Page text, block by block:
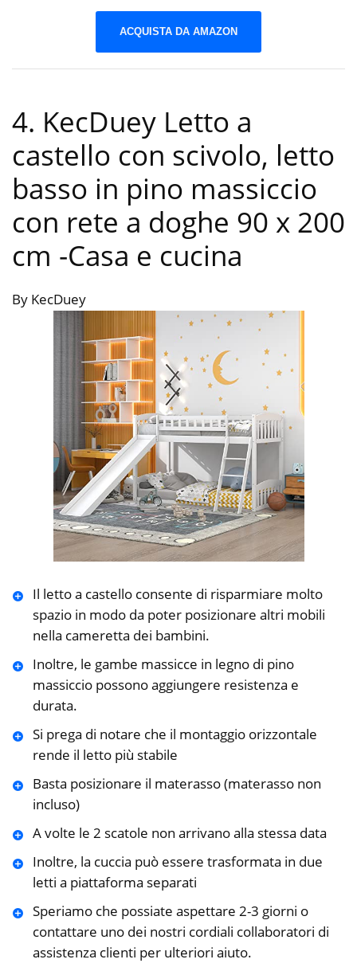
ACQUISTA DA AMAZON
4. KecDuey Letto a
castello con scivolo, letto
basso in pino massiccio
con rete a doghe 90 x 200
cm -Casa e cucina
By KecDuey
Il letto a castello consente di risparmiare molto
spazio in modo da poter posizionare altri mobili
nella cameretta dei bambini.
Inoltre, le gambe massicce in legno di pino
massiccio possono aggiungere resistenza e
durata.
Si prega di notare che il montaggio orizzontale
rende il letto più stabile
Basta posizionare il materasso (materasso non
incluso)
A volte le 2 scatole non arrivano alla stessa data
Inoltre, la cuccia può essere trasformata in due
letti a piattaforma separati
Speriamo che possiate aspettare 2-3 giorni o
contattare uno dei nostri cordiali collaboratori di
assistenza clienti per ulteriori aiuto.